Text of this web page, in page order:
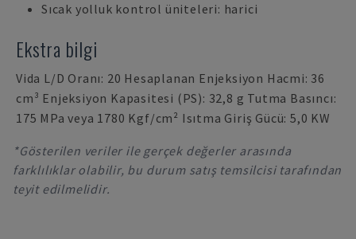
Sıcak yolluk kontrol üniteleri: harici
Ekstra bilgi
Vida L/D Oranı: 20 Hesaplanan Enjeksiyon Hacmi: 36
cm³ Enjeksiyon Kapasitesi (PS): 32,8 g Tutma Basıncı:
175 MPa veya 1780 Kgf/cm² Isıtma Giriş Gücü: 5,0 KW
*Gösterilen veriler ile gerçek değerler arasında
farklılıklar olabilir, bu durum satış temsilcisi tarafından
teyit edilmelidir.